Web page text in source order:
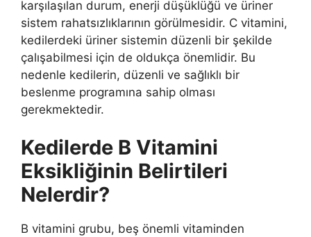
karşılaşılan durum, enerji düşüklüğü ve üriner
sistem rahatsızlıklarının görülmesidir. C vitamini,
kedilerdeki üriner sistemin düzenli bir şekilde
çalışabilmesi için de oldukça önemlidir. Bu
nedenle kedilerin, düzenli ve sağlıklı bir
beslenme programına sahip olması
gerekmektedir.
Kedilerde B Vitamini
Eksikliğinin Belirtileri
Nelerdir?
B vitamini grubu, beş önemli vitaminden